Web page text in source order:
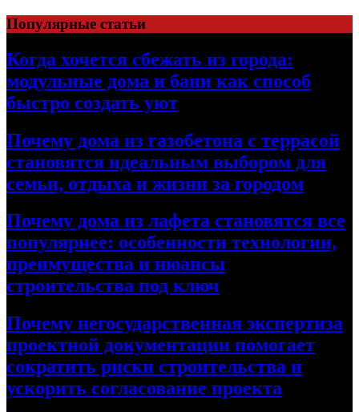
Перейти
к
содержимому
Популярные статьи
Когда хочется сбежать из города:
модульные дома и бани как способ
быстро создать уют
Почему дома из газобетона с террасой
становятся идеальным выбором для
семьи, отдыха и жизни за городом
Почему дома из лафета становятся все
популярнее: особенности технологии,
преимущества и нюансы
строительства под ключ
Почему негосударственная экспертиза
проектной документации помогает
сократить риски строительства и
ускорить согласование проекта